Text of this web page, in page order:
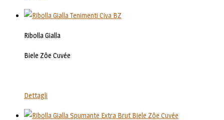
Ribolla Gialla
Biele Zôe Cuvée
Dettagli